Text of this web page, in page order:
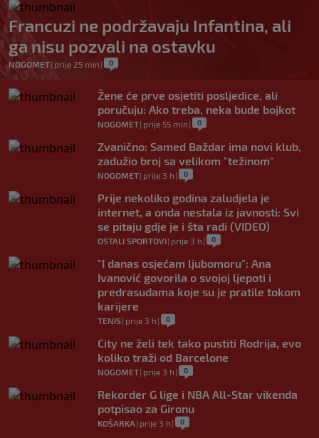
Francuzi ne podržavaju Infantina, ali
ga nisu pozvali na ostavku
NOGOMET| prije 25 min | 0
Žene će prve osjetiti posljedice, ali
poručuju: Ako treba, neka bude bojkot
NOGOMET| prije 55 min | 0
Zvanično: Samed Baždar ima novi klub,
zadužio broj sa velikom "težinom"
NOGOMET| prije 3 h | 0
Prije nekoliko godina zaludjela je
internet, a onda nestala iz javnosti: Svi
se pitaju gdje je i šta radi (VIDEO)
OSTALI SPORTOVI| prije 3 h | 0
"I danas osjećam ljubomoru": Ana
Ivanović govorila o svojoj ljepoti i
predrasudama koje su je pratile tokom
karijere
TENIS| prije 3 h | 0
City ne želi tek tako pustiti Rodrija, evo
koliko traži od Barcelone
NOGOMET| prije 3 h | 0
Rekorder G lige i NBA All-Star vikenda
potpisao za Gironu
KOŠARKA | prije 3 h | 0